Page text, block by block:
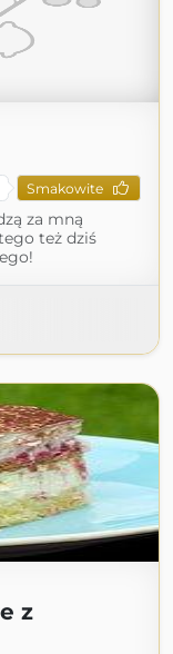
Smakowite
za mną
też dziś
z